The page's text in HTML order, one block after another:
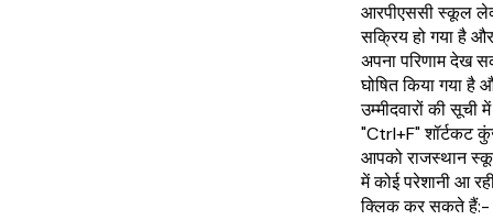
आरपीएससी स्कूल
सक्रिय हो गया है और
अपना परिणाम देख
घोषित किया गया है
उम्मीदवारों की
"Ctrl+F" शॉर्टकट
आपको राजस्थान
में कोई परेशानी आ
क्लिक कर सकते हैं:-